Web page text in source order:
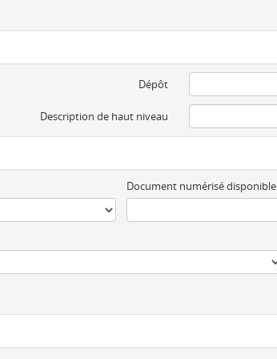
Dépôt
Description de haut niveau
Document numérisé disponible